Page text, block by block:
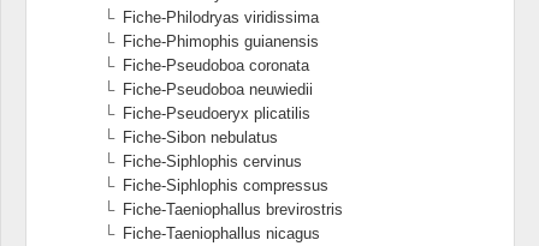
Fiche-Philodryas viridissima
Fiche-Phimophis guianensis
Fiche-Pseudoboa coronata
Fiche-Pseudoboa neuwiedii
Fiche-Pseudoeryx plicatilis
Fiche-Sibon nebulatus
Fiche-Siphlophis cervinus
Fiche-Siphlophis compressus
Fiche-Taeniophallus brevirostris
Fiche-Taeniophallus nicagus